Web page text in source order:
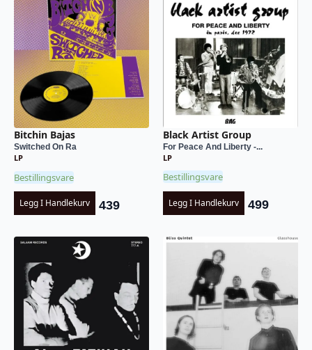
Bitchin Bajas
Switched On Ra
LP
Bestillingsvare
Legg I Handlekurv 439
Black Artist Group
For Peace And Liberty -...
LP
Bestillingsvare
Legg I Handlekurv 499